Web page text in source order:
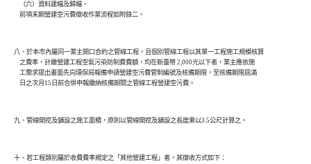
    （六）資料建檔及歸檔。
    前項末期營建空污費徵收作業流程如附錄二。
八、於本市內屬同一業主開口合約之管線工程，且個別管線工程以其單一工程施工規模核算
    之費率，計繳營建工程空氣污染防制費費額，均在新臺幣 2,000元以下者，業主應依施
    工需求提出書面先向環保局報備申請營建空污費管制編號及核備期限，至核備期限屆滿
    日之次月15日前合併申報繳納核備期間之管線工程營建空污費。
九、管線開挖及舖設之施工面積，原則以管線開挖及舖設之長度乘以3.5公尺計算之。
十、若工程類別屬於收費費率規定之「其他營建工程」者，其徵收方式如下：